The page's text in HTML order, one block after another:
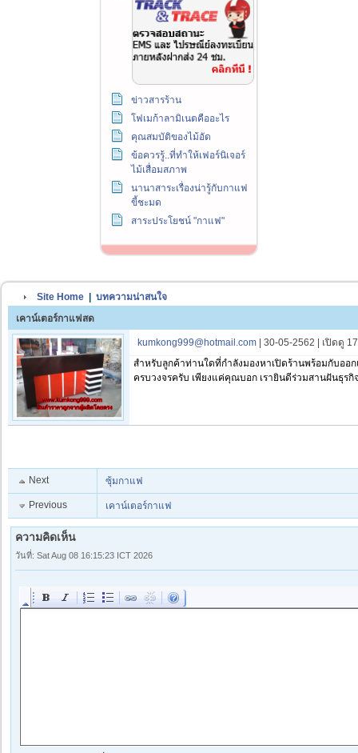
ข่าวสารร้าน
โฟเมก้าลามิเนตคืออะไร
คุณสมบัติของไม้อัด
ข้อควรรู้..ที่ทำให้เฟอร์นิเจอร์
ไม้เสื่อมสภาพ
นานาสาระเรื่องน่ารู้กับกาแฟ
ขี้ชะมด
สาระประโยชน์ "กาแฟ"
Site Home
บทความน่าสนใจ
เคาน์เตอร์กาแฟสด
kumkong999@hotmail.com | 30-05-2562 | เปิดดู
สำหรับลูกค้าท่านใดที่กำลังมองหาเปิดร้านพร้อมกับออ
ครบวงจรครับ เพียงแค่คุณบอก เรายินดีร่วมสานฝันธุร
Next ซุ้มกาแฟ
Previous เคาน์เตอร์กาแฟ
ความคิดเห็น
วันที่: Sat Aug 08 16:15:23 ICT 2026